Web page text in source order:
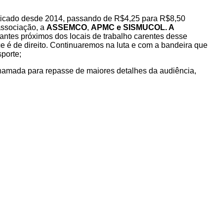
desde 2014, passando de R$4,25 para R$8,50
a ASSEMCO, APMC e SISMUCOL. A
próximos dos locais de trabalho carentes desse
é de direito. Continuaremos na luta e com a bandeira que
para repasse de maiores detalhes da audiência,